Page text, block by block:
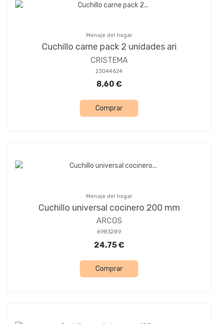
Menaje del hogar
Cuchillo carne pack 2 unidades ari
CRISTEMA
23044624
8,60 €
Comprar
Menaje del hogar
Cuchillo universal cocinero 200 mm
ARCOS
6983289
24,75 €
Comprar